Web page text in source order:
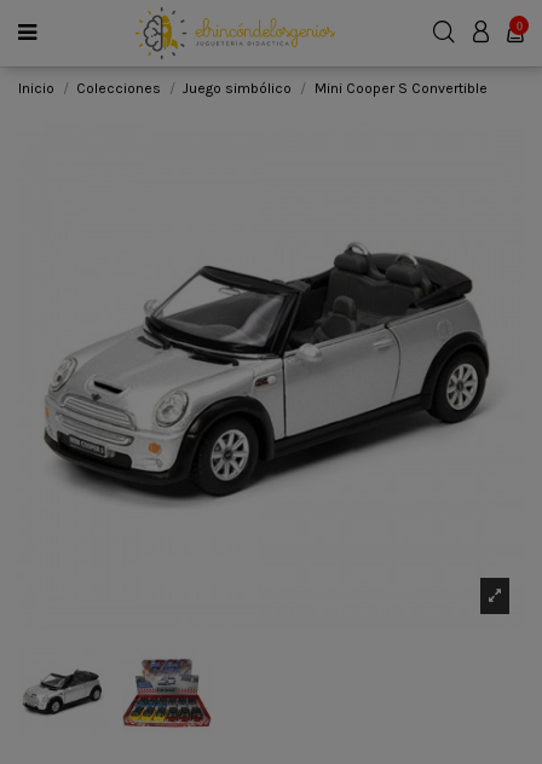
0
Inicio Colecciones Juego simbólico Mini Cooper S Convertible